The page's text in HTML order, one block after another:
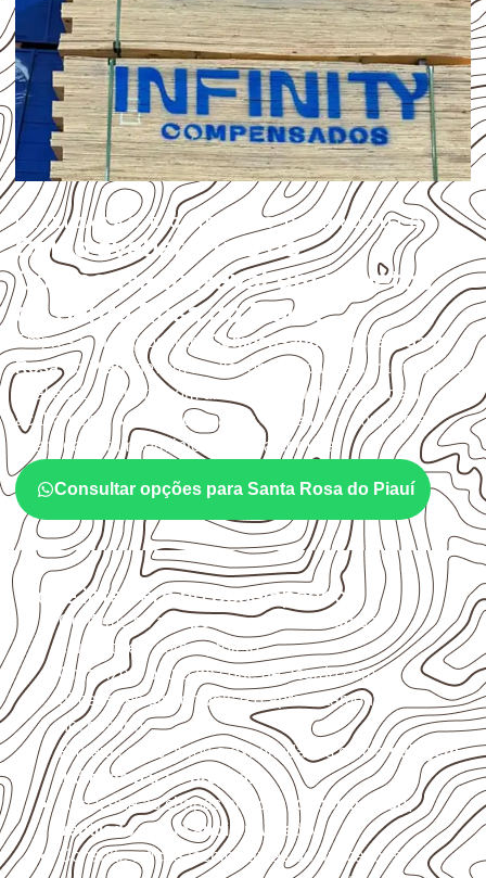
UTILIZAÇÃO E CUIDADOS DO PRODUTO
Como avaliar o uso do
Compensado Naval em projetos
de Santa Rosa do Piauí?
Empresas que procuram
Compensado Naval em Santa
Rosa do Piauí devem avaliar onde a chapa será instalada,
qual será o contato com umidade e quais cuidados de
acabamento serão necessários. Espessura, formato e
quantidade também interferem na compra.
Consultar opções para Santa Rosa do Piauí
O que interfere no desempenho
Confirme se a espessura e o formatosão
compatíveis com o projeto.
Organize o plano de corte de acordo com as
dimensões disponíveis e o aproveitamento
necessário.
Proteja cortes, furos e extremidades com aselagem
indicada para o projeto.
Armazene as chapas em local coberto, seco,
ventilado e com apoio nivelado.
Consulte a ficha técnica antes de aplicações